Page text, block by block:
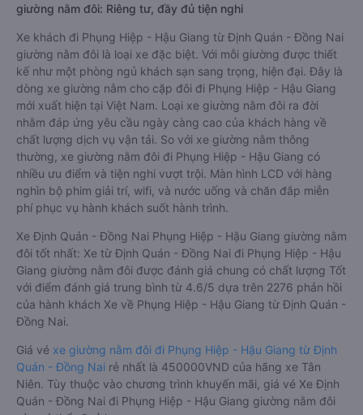
giường nằm đôi: Riêng tư, đầy đủ tiện nghi
Xe khách đi Phụng Hiệp - Hậu Giang từ Định Quán - Đồng Nai
giường nằm đôi là loại xe đặc biệt. Với mỗi giường được thiết
kế như một phòng ngủ khách sạn sang trọng, hiện đại. Đây là
dòng xe giường nằm cho cặp đôi đi Phụng Hiệp - Hậu Giang
mới xuất hiện tại Việt Nam. Loại xe giường nằm đôi ra đời
nhằm đáp ứng yêu cầu ngày càng cao của khách hàng về
chất lượng dịch vụ vận tải. So với xe giường nằm thông
thường, xe giường nằm đôi đi Phụng Hiệp - Hậu Giang có
nhiều ưu điểm và tiện nghi vượt trội. Màn hình LCD với hàng
nghìn bộ phim giải trí, wifi, và nước uống và chăn đắp miễn
phí phục vụ hành khách suốt hành trình.
Xe Định Quán - Đồng Nai Phụng Hiệp - Hậu Giang giường nằm
đôi tốt nhất: Xe từ Định Quán - Đồng Nai đi Phụng Hiệp - Hậu
Giang giường nằm đôi được đánh giá chung có chất lượng Tốt
với điểm đánh giá trung bình từ 4.6/5 dựa trên 2276 phản hồi
của hành khách Xe về Phụng Hiệp - Hậu Giang từ Định Quán -
Đồng Nai.
Giá vé xe giường nằm đôi đi Phụng Hiệp - Hậu Giang từ Định
Quán - Đồng Nai rẻ nhất là 450000VND của hãng xe Tân
Niên. Tùy thuộc vào chương trình khuyến mãi, giá vé Xe Định
Quán - Đồng Nai đi Phụng Hiệp - Hậu Giang giường nằm đôi